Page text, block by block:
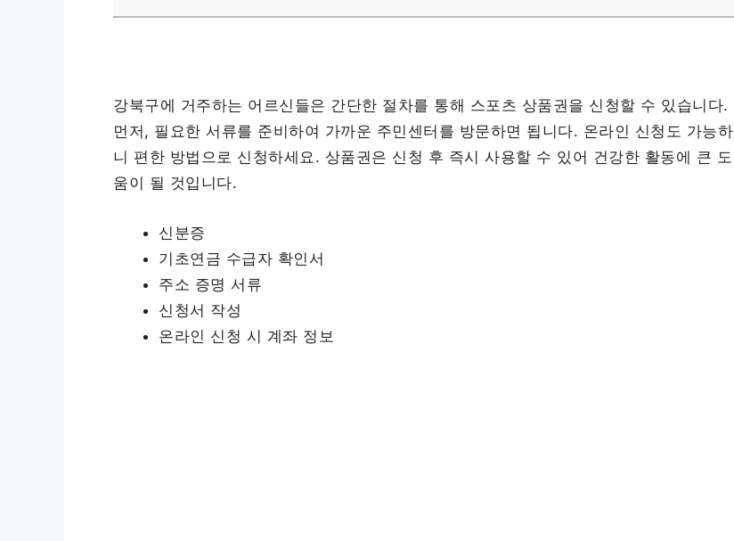
강북구에 거주하는 어르신들은 간단한 절차를 통해 스포츠 상품권을 신청할 수 있습니다.
먼저, 필요한 서류를 준비하여 가까운 주민센터를 방문하면 됩니다. 온라인 신청도 가능하
니 편한 방법으로 신청하세요. 상품권은 신청 후 즉시 사용할 수 있어 건강한 활동에 큰 도
움이 될 것입니다.
신분증
기초연금 수급자 확인서
주소 증명 서류
신청서 작성
온라인 신청 시 계좌 정보